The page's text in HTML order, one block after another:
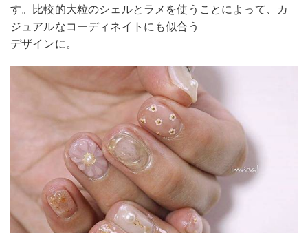
す。比較的大粒のシェルとラメを使うことによって、カ
ジュアルなコーディネイトにも似合う
デザインに。